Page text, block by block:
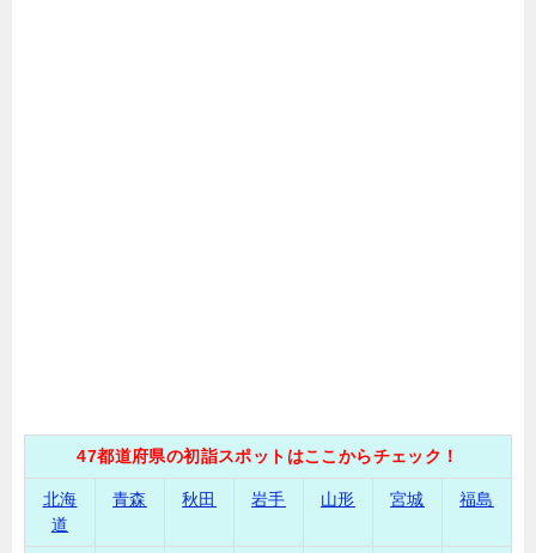
47都道府県の初詣スポットはここからチェック！
北海
道
青森 秋田 岩手 山形 宮城 福島